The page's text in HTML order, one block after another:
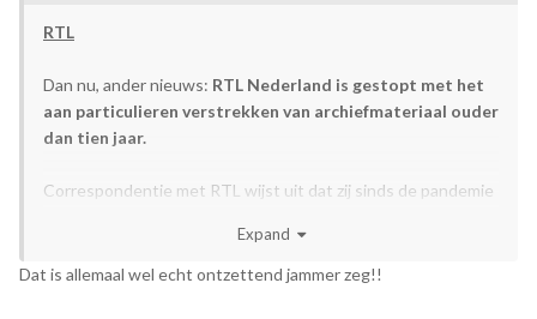
RTL
Dan nu, ander nieuws: RTL Nederland is gestopt met het
aan particulieren verstrekken van archiefmateriaal ouder
dan tien jaar.
Correspondentie met RTL wijst uit dat zij sinds de pandemie
archiefmateriaal aan particulieren. Spreekt voor zich, er was
geen werk op locatie mogelijk. Nu is mij verteld dat ze dit zo
Expand
Dat is allemaal wel echt ontzettend jammer zeg!!